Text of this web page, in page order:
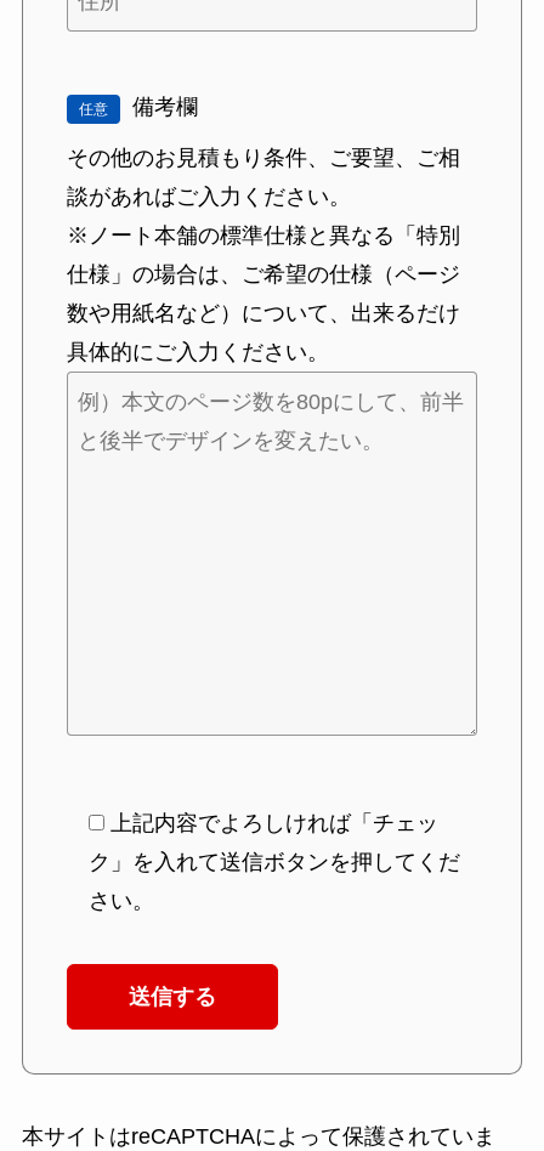
任意 備考欄
その他のお見積もり条件、ご要望、ご相
談があればご入力ください。
※ノート本舗の標準仕様と異なる「特別
仕様」の場合は、ご希望の仕様（ページ
数や用紙名など）について、出来るだけ
具体的にご入力ください。
上記内容でよろしければ「チェッ
ク」を入れて送信ボタンを押してくだ
さい。
本サイトはreCAPTCHAによって保護されていま